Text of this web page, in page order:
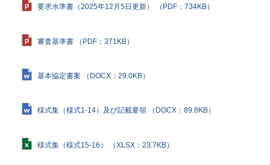
要求水準書（2025年12月5日更新） （PDF：734KB）
審査基準書 （PDF：371KB）
基本協定書案 （DOCX：29.0KB）
様式集（様式1-14）及び記載要領 （DOCX：89.8KB）
様式集（様式15-16） （XLSX：23.7KB）